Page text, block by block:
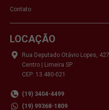
Contato
LOCAÇÃO
Rua Deputado Otávio Lopes, 427
Centro | Limeira SP
CEP: 13.480-021
(19) 3404-4499
(19) 99368-1809